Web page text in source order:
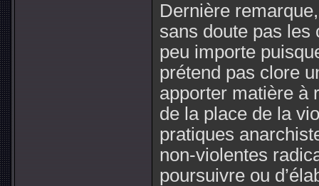
Dernière
sans doute pas les
peu importe
prétend pas clore
apporter matière à
de la place de la
pratiques
non-violentes
poursuivre ou